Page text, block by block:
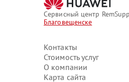
Сервисный центр
Благовещенске
Контакты
Стоимость услуг
О компании
Карта сайта